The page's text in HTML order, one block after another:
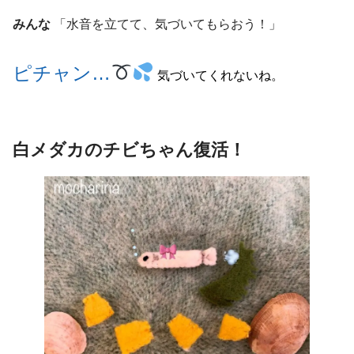
みんな 「水音を立てて、気づいてもらおう！」
ピチャン… 気づいてくれないね。
白メダカのチビちゃん復活！